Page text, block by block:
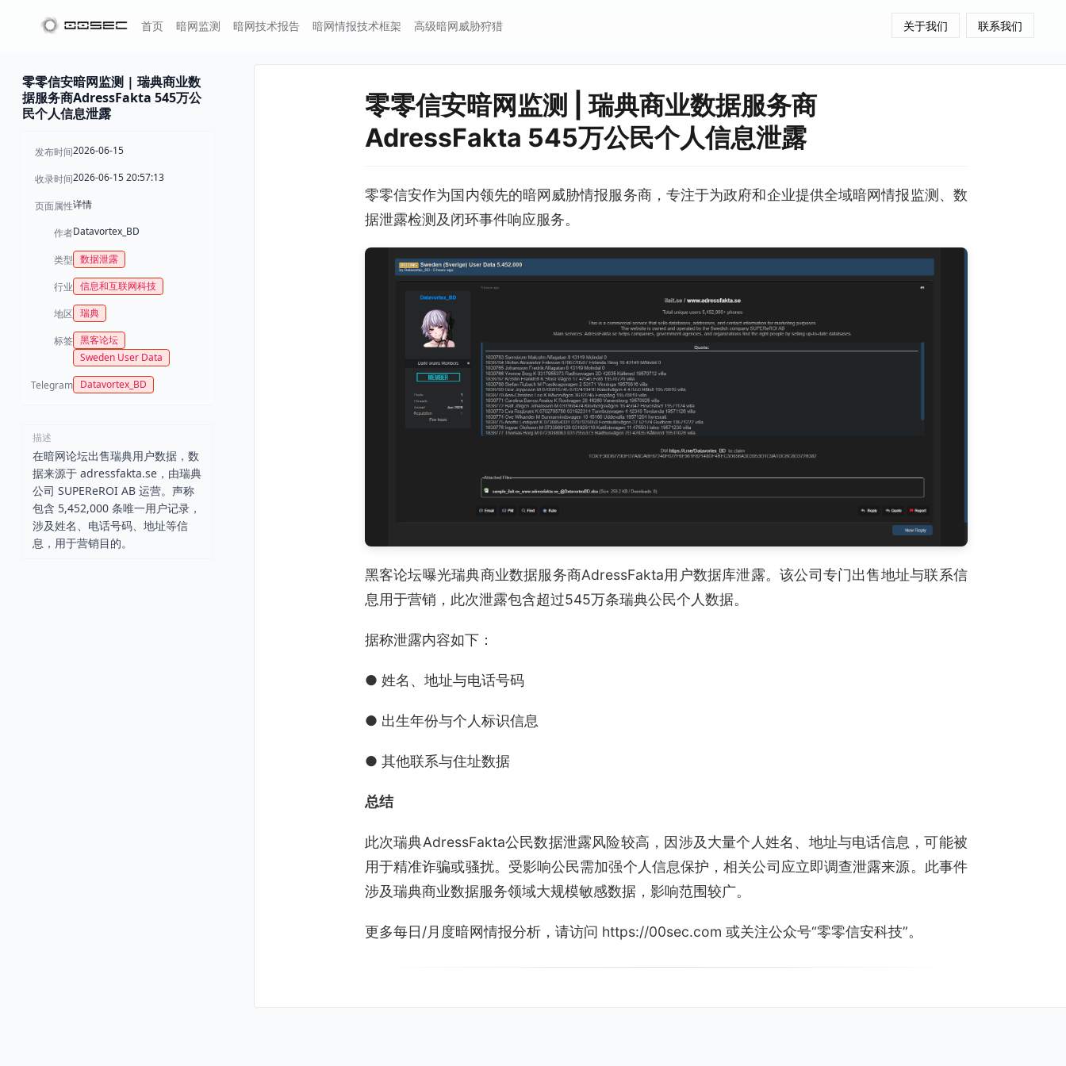
首页 暗网监测 暗网技术报告 暗网情报技术框架 高级暗网威胁狩猎 关于我们 联系我们
零零信安暗网监测 | 瑞典商业数
据服务商AdressFakta 545万公
民个人信息泄露
发布时间2026-06-15
收录时间2026-06-15 20:57:13
页面属性详情
作者Datavortex_BD
类型 数据泄露
行业 信息和互联网科技
地区 瑞典
标签 黑客论坛
Sweden User Data
Telegram Datavortex_BD
描述
在暗网论坛出售瑞典用户数据，数
据来源于 adressfakta.se，由瑞典
公司 SUPEReROI AB 运营。声称
包含 5,452,000 条唯一用户记录，
涉及姓名、电话号码、地址等信
息，用于营销目的。
零零信安暗网监测 | 瑞典商业数据服务商
AdressFakta 545万公民个人信息泄露
零零信安作为国内领先的暗网威胁情报服务商，专注于为政府和企业提供全域暗网情报监测、数
据泄露检测及闭环事件响应服务。
黑客论坛曝光瑞典商业数据服务商AdressFakta用户数据库泄露。该公司专门出售地址与联系信
息用于营销，此次泄露包含超过545万条瑞典公民个人数据。
据称泄露内容如下：
● 姓名、地址与电话号码
● 出生年份与个人标识信息
● 其他联系与住址数据
总结
此次瑞典AdressFakta公民数据泄露风险较高，因涉及大量个人姓名、地址与电话信息，可能被
用于精准诈骗或骚扰。受影响公民需加强个人信息保护，相关公司应立即调查泄露来源。此事件
涉及瑞典商业数据服务领域大规模敏感数据，影响范围较广。
更多每日/月度暗网情报分析，请访问 https://00sec.com 或关注公众号“零零信安科技”。